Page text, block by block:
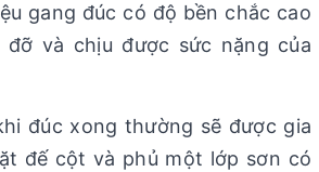
gang đúc có độ bền chắc cao
đỡ và chịu được sức nặng của
đúc xong thường sẽ được gia
đế cột và phủ một lớp sơn có